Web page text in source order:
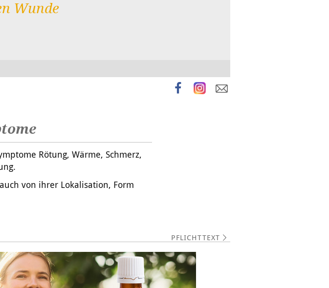
Wunde
Rötung, Wärme, Schmerz,
von ihrer Lokalisation, Form
PFLICHTTEXT